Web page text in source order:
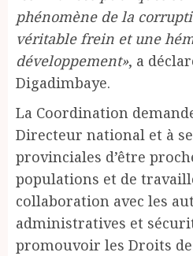
phénomène de la
véritable frein et une
développement», a
Digadimbaye.
La Coordination
Directeur national et à
provinciales d’être
populations et de
collaboration avec les
administratives et
promouvoir les Droits